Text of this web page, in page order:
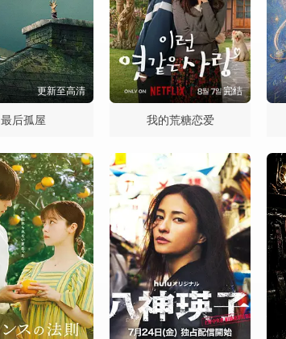
更新至高清
最后孤屋
完结
我的荒糖恋爱